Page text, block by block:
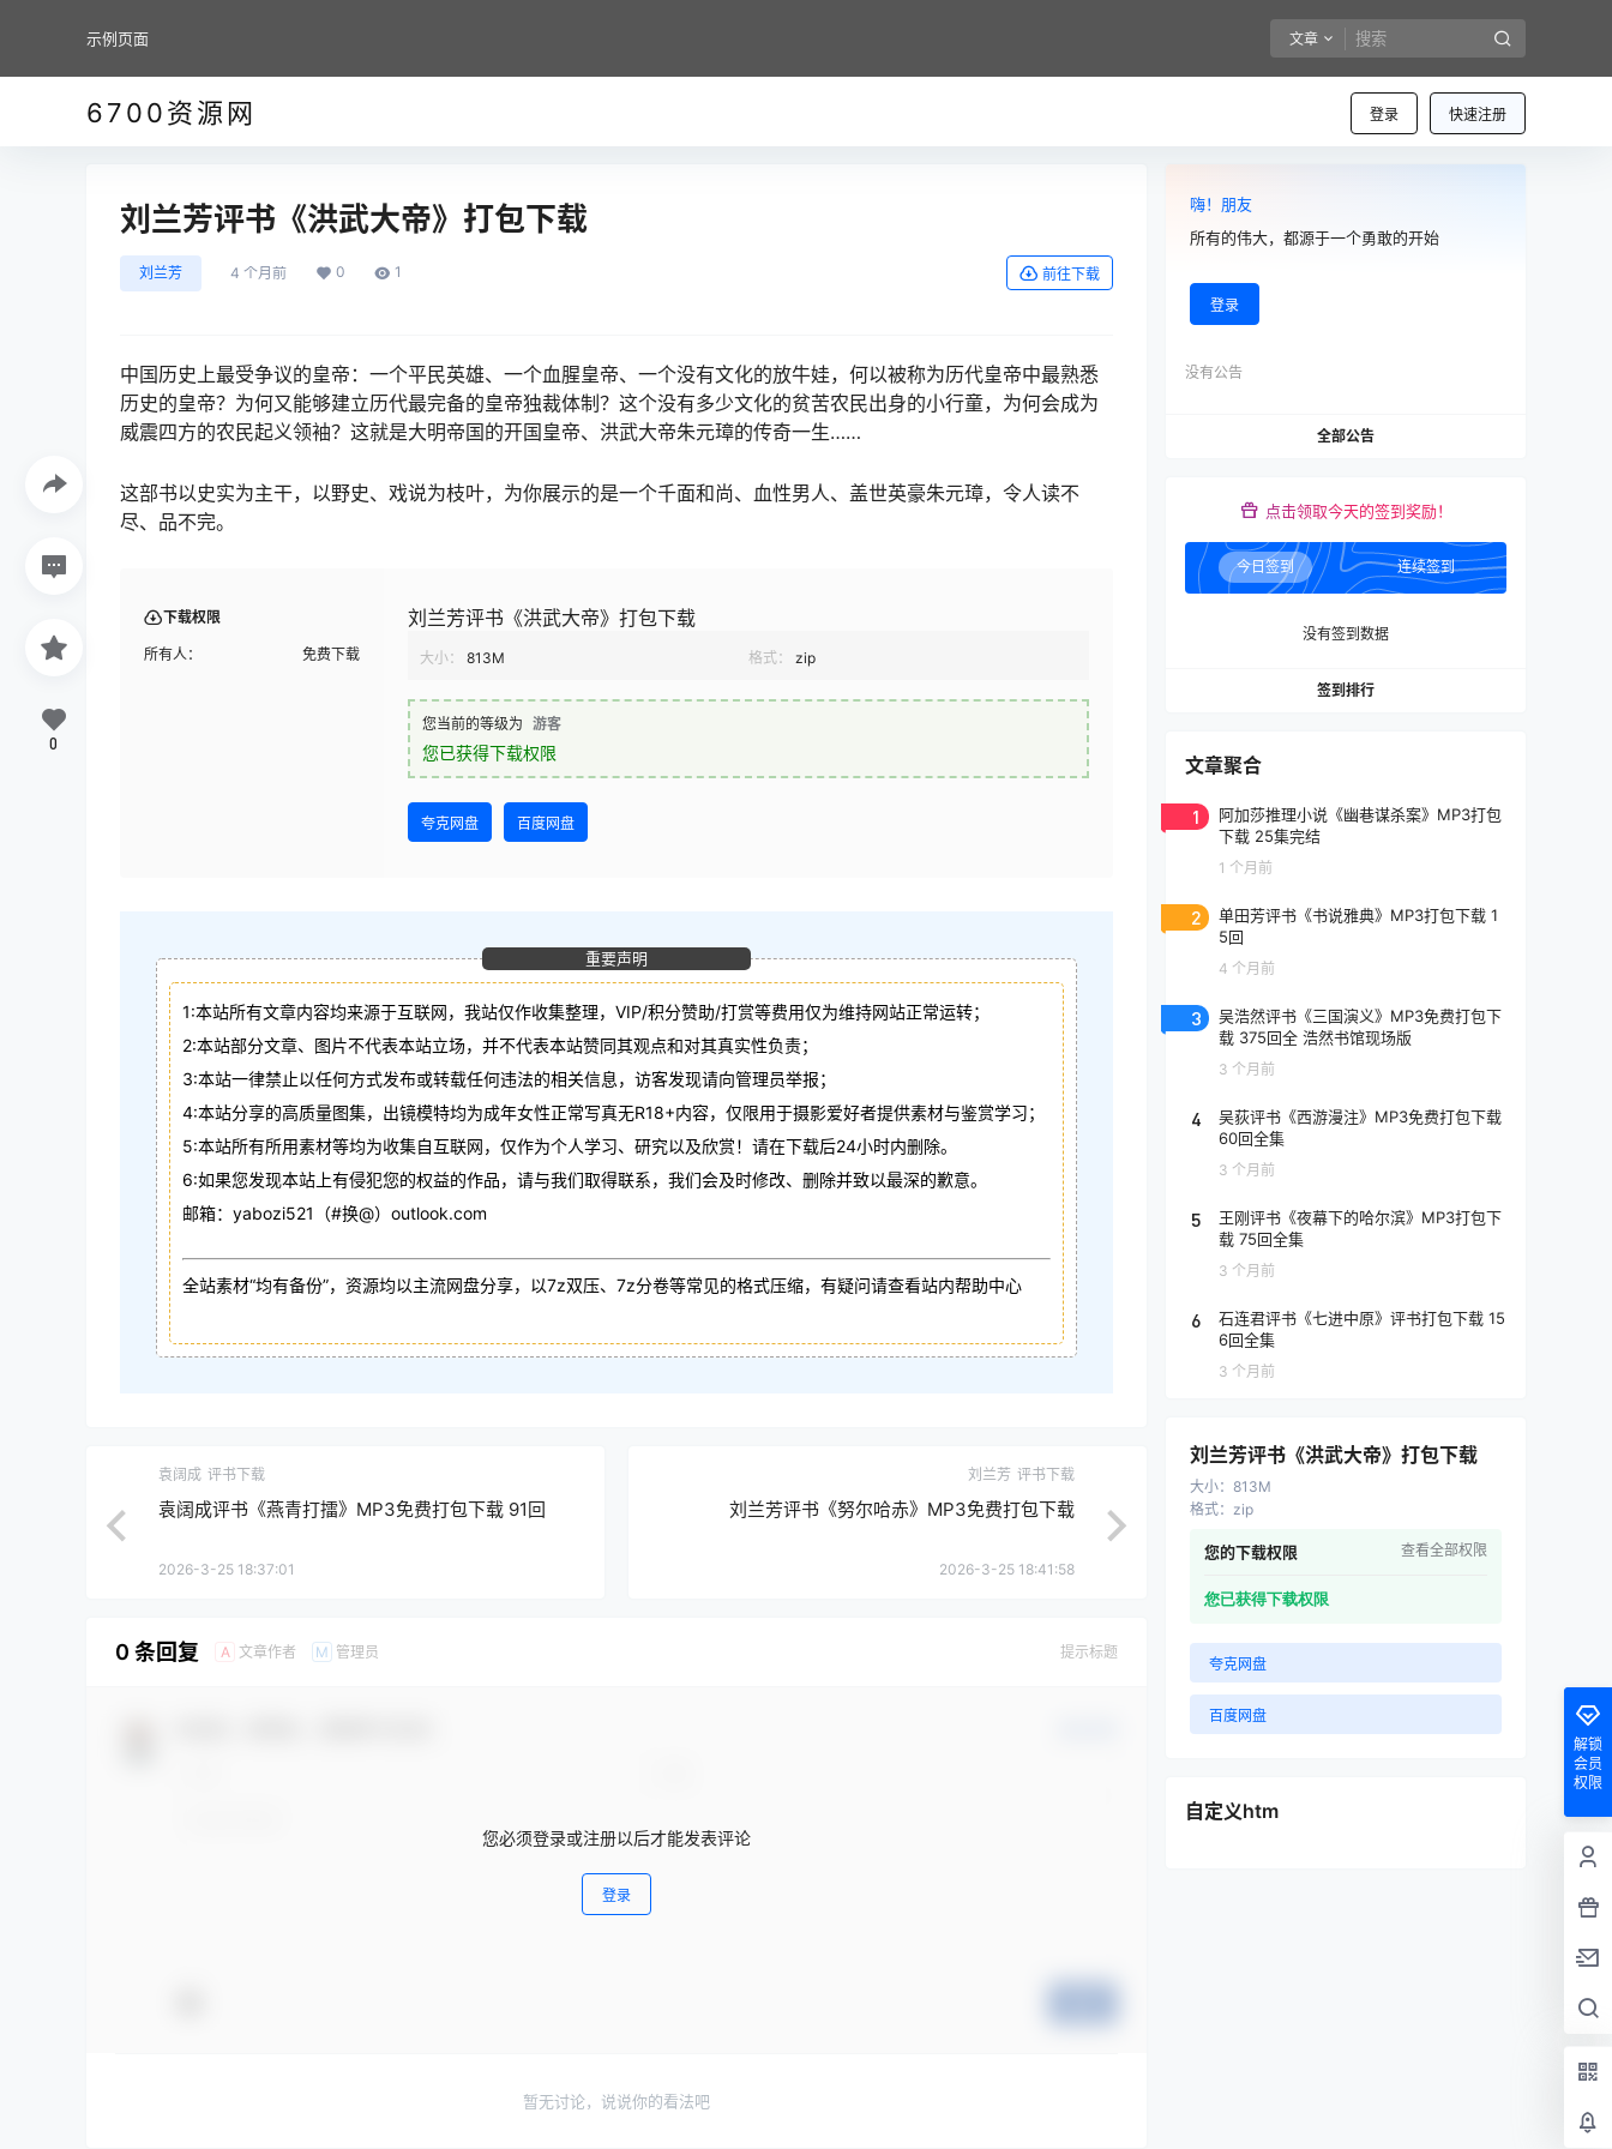
示例页面 文章
6700资源网 登录 快速注册
刘兰芳评书《洪武大帝》打包下载
刘兰芳 4 个月前 0 1 前往下载
中国历史上最受争议的皇帝：一个平民英雄、一个血腥皇帝、一个没有文化的放牛娃，何以被称为历代皇帝中最熟悉
历史的皇帝？为何又能够建立历代最完备的皇帝独裁体制？这个没有多少文化的贫苦农民出身的小行童，为何会成为
威震四方的农民起义领袖？这就是大明帝国的开国皇帝、洪武大帝朱元璋的传奇一生……
这部书以史实为主干，以野史、戏说为枝叶，为你展示的是一个千面和尚、血性男人、盖世英豪朱元璋，令人读不
尽、品不完。
下载权限
所有人： 免费下载
刘兰芳评书《洪武大帝》打包下载
大小： 813M 格式： zip
您当前的等级为 游客
您已获得下载权限
夸克网盘 百度网盘
重要声明
1:本站所有文章内容均来源于互联网，我站仅作收集整理，VIP/积分赞助/打赏等费用仅为维持网站正常运转；
2:本站部分文章、图片不代表本站立场，并不代表本站赞同其观点和对其真实性负责；
3:本站一律禁止以任何方式发布或转载任何违法的相关信息，访客发现请向管理员举报；
4:本站分享的高质量图集，出镜模特均为成年女性正常写真无R18+内容，仅限用于摄影爱好者提供素材与鉴赏学习；
5:本站所有所用素材等均为收集自互联网，仅作为个人学习、研究以及欣赏！请在下载后24小时内删除。
6:如果您发现本站上有侵犯您的权益的作品，请与我们取得联系，我们会及时修改、删除并致以最深的歉意。
邮箱：yabozi521（#换@）outlook.com
全站素材“均有备份”，资源均以主流网盘分享，以7z双压、7z分卷等常见的格式压缩，有疑问请查看站内帮助中心
0
袁阔成 评书下载
袁阔成评书《燕青打擂》MP3免费打包下载 91回
2026-3-25 18:37:01
刘兰芳 评书下载
刘兰芳评书《努尔哈赤》MP3免费打包下载
2026-3-25 18:41:58
0 条回复 A 文章作者 M 管理员 提示标题
您必须登录或注册以后才能发表评论
登录
暂无讨论，说说你的看法吧
嗨！朋友
所有的伟大，都源于一个勇敢的开始
登录
没有公告
全部公告
点击领取今天的签到奖励！
今日签到 连续签到
没有签到数据
签到排行
文章聚合
1
阿加莎推理小说《幽巷谋杀案》MP3打包
下载 25集完结
1 个月前
2
单田芳评书《书说雅典》MP3打包下载 1
5回
4 个月前
3
吴浩然评书《三国演义》MP3免费打包下
载 375回全 浩然书馆现场版
3 个月前
4
吴荻评书《西游漫注》MP3免费打包下载
60回全集
3 个月前
5
王刚评书《夜幕下的哈尔滨》MP3打包下
载 75回全集
3 个月前
6
石连君评书《七进中原》评书打包下载 15
6回全集
3 个月前
刘兰芳评书《洪武大帝》打包下载
大小： 813M
格式： zip
您的下载权限 查看全部权限
您已获得下载权限
夸克网盘
百度网盘
自定义htm
解锁
会员
权限